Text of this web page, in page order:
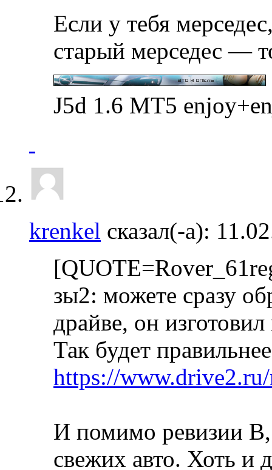
Если у тебя
старый мерседес —
J5d 1.6 MT5
krenkel сказал(-а):
зы2: можете сразу
драйве, он
Так будет правильнее
https://
И помимо ревизии В,
свежих авто. Хоть и